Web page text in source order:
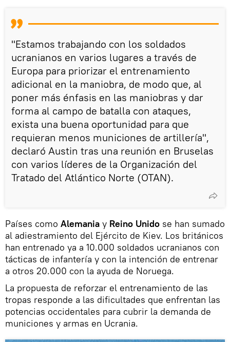
"Estamos trabajando con los soldados
ucranianos en varios lugares a través de
Europa para priorizar el entrenamiento
adicional en la maniobra, de modo que, al
poner más énfasis en las maniobras y dar
forma al campo de batalla con ataques,
exista una buena oportunidad para que
requieran menos municiones de artillería",
declaró Austin tras una reunión en Bruselas
con varios líderes de la Organización del
Tratado del Atlántico Norte (OTAN).
Países como Alemania y Reino Unido se han sumado
al adiestramiento del Ejército de Kiev. Los británicos
han entrenado ya a 10.000 soldados ucranianos con
tácticas de infantería y con la intención de entrenar
a otros 20.000 con la ayuda de Noruega.
La propuesta de reforzar el entrenamiento de las
tropas responde a las dificultades que enfrentan las
potencias occidentales para cubrir la demanda de
municiones y armas en Ucrania.